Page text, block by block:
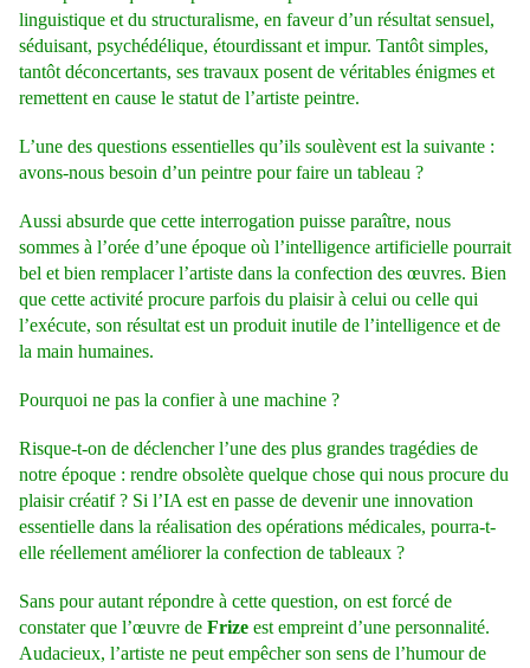
linguistique et du structuralisme, en faveur d’un résultat sensuel,
séduisant, psychédélique, étourdissant et impur. Tantôt simples,
tantôt déconcertants, ses travaux posent de véritables énigmes et
remettent en cause le statut de l’artiste peintre.
L’une des questions essentielles qu’ils soulèvent est la suivante :
avons-nous besoin d’un peintre pour faire un tableau ?
Aussi absurde que cette interrogation puisse paraître, nous
sommes à l’orée d’une époque où l’intelligence artificielle pourrait
bel et bien remplacer l’artiste dans la confection des œuvres. Bien
que cette activité procure parfois du plaisir à celui ou celle qui
l’exécute, son résultat est un produit inutile de l’intelligence et de
la main humaines.
Pourquoi ne pas la confier à une machine ?
Risque-t-on de déclencher l’une des plus grandes tragédies de
notre époque : rendre obsolète quelque chose qui nous procure du
plaisir créatif ? Si l’IA est en passe de devenir une innovation
essentielle dans la réalisation des opérations médicales, pourra-t-
elle réellement améliorer la confection de tableaux ?
Sans pour autant répondre à cette question, on est forcé de
constater que l’œuvre de Frize est empreint d’une personnalité.
Audacieux, l’artiste ne peut empêcher son sens de l’humour de